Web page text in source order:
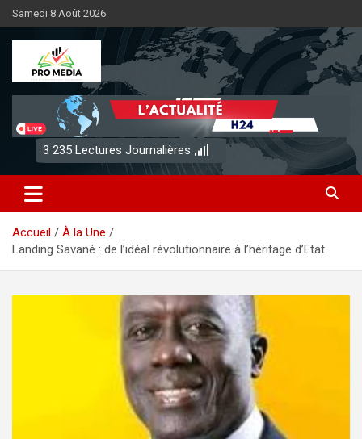
Aller
au
contenu
Samedi 8 Août 2026
Sénégal Promedia
3 235 Lectures Journalières
Accueil
À la Une
Landing Savané : de l’idéal révolutionnaire à l’héritage d’Etat